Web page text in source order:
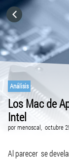
Análisis
Los Mac de
Intel
pormenoscal, octubre
Al parecer se